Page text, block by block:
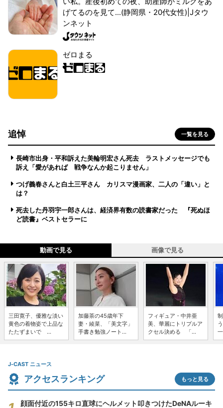
げてるのを見て...(静岡県・20代女性)|Jタウ
ンネット
ゼロまる
追悼 一覧を見る
長崎市出身・平和訴えた美輪明宏さん死去 ラストメッセージでも
訴え「愛があれば 戦争なんか起こりません」
つげ義春さんと白土三平さん カリスマ漫画家、二人の「違い」と
は？
死去した丹羽宇一郎さんは、経済界有数の読書家だった 『死ぬほ
ど読書』ベストセラーに
動画で見る 画像で見る
三田寛子、優雅な淡い
黄色の着物姿で上品な
たたずまいで ...
加藤茶の45歳年下
妻・綾菜、「美文字」
手書き勉強ノート...
フィギュア・中井亜
美、華麗にトリプルア
クセル決める 「...
J-CAST ニュース
アクセスランキング もっと見る
顔面付近の155キロ直球にヘルメット叩きつけたDeNAルーキ